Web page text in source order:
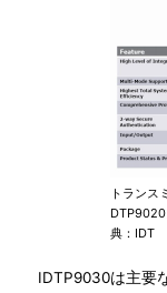
トランス
DTP9020
典：IDT
IDTP9030は主要